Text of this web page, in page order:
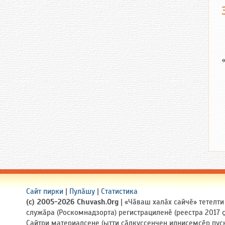
Сайт пирки | Пулӑшу | Статистика
(c) 2005-2026 Chuvash.Org | «Чӑваш халӑх сайчӗ»
служӑра (Роскомнадзорта) регистрациленӗ (реестра
Сайтри материалсене (ытти ҫӑлкуҫсенчен илнисемсӗр